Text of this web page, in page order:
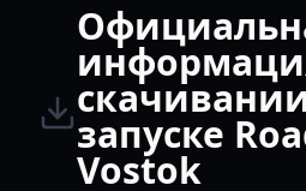
запуске
Vostok